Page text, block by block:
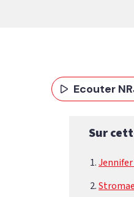
Ecouter
Sur
Stromae